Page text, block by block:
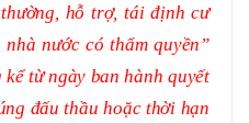
hỗ trợ, tái định cư
nước có thẩm quyền”
từ ngày ban hành quyết
đấu thầu hoặc thời hạn